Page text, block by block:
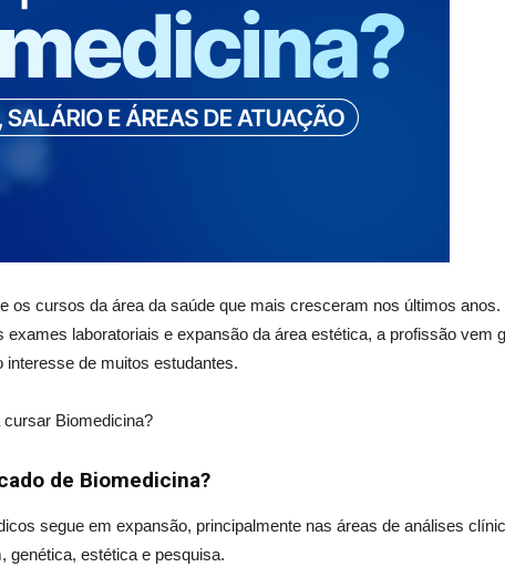
os cursos da área da saúde que mais cresceram nos últimos
exames laboratoriais e expansão da área estética, a profissão vem
interesse de muitos estudantes.
Biomedicina?
de Biomedicina?
segue em expansão, principalmente nas áreas de análises
genética, estética e pesquisa.